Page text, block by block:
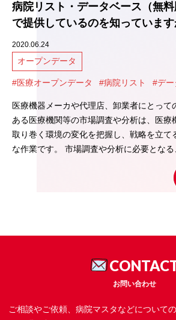
病院リスト・データベース（無料
で提供しているのを知っています
2020.06.24
オープンデータ
#医療オープンデータ #病院リスト #デー
医療機器メーカや代理店、卸業者にとって
ある医療機関等の市場調査や分析は、医療
取り巻く環境の変化を把握し、戦略を立て
な作業です。 市場調査や分析に必要とな
お問い合わせ
ご相談やご依頼、病院マスタなどについて